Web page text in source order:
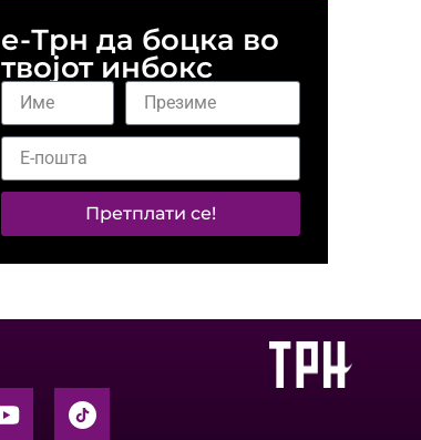
е-Трн да боцка во
твојот инбокс
Претплати се!